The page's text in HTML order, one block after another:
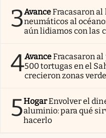
3AvanceFracasaron al
neumáticos al
aún lidiamos con las
4AvanceFracasaron
500 tortugas en el
crecieron zonas
5HogarEnvolver el
aluminio: para qué
hacerlo